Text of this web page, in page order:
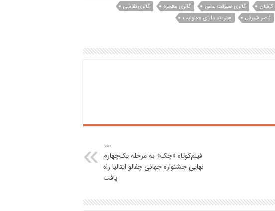
کاشان گالری ضیافت عشق گالری معجزه
گالری نقاشی
ناصر شیردل هنرمند دارای معلولیت
بعد
فیلم‌کوتاه «چَک» به مرحله یک‌چهارم
نهایی جشنواره جهانی چفالو ایتالیا راه
یافت